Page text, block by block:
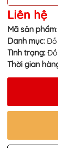
SUZUKI
PORSCHE
LEXUS
MG
AUDI
Liên hệ
Mã sản phẩm:
Danh mục: Đồ
Tình trạng: Đồ
Thời gian